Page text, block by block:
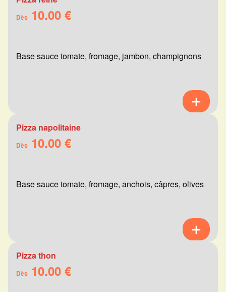
Dès 10.00 €
Base sauce tomate, fromage, jambon, champignons
Pizza napolitaine
Dès 10.00 €
Base sauce tomate, fromage, anchois, câpres, olives
Pizza thon
Dès 10.00 €